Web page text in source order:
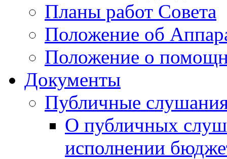
Планы работ Совета
Положение об
Положение о
Документы
Публичные
О публичных
исполнении